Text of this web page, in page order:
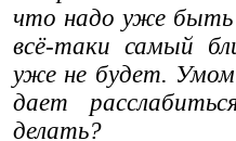
что надо уже
всё-таки самый
уже не будет. Умом
дает
делать?